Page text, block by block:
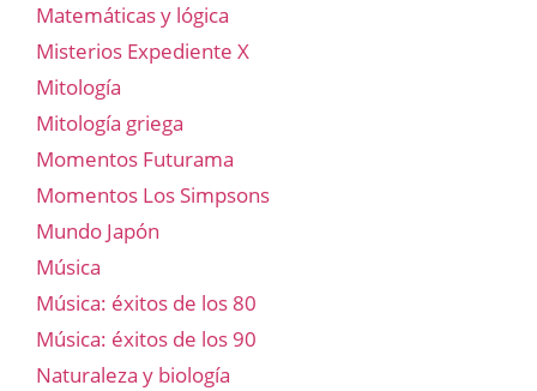
Matemáticas y lógica
Misterios Expediente X
Mitología
Mitología griega
Momentos Futurama
Momentos Los Simpsons
Mundo Japón
Música
Música: éxitos de los 80
Música: éxitos de los 90
Naturaleza y biología